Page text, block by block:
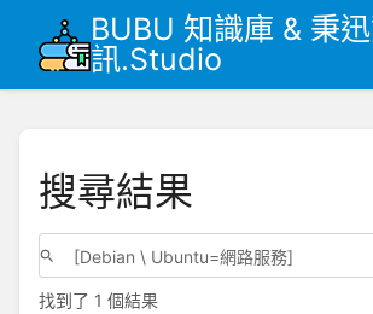
BUBU 知識庫 & 秉
訊.Studio
搜尋結果
找到了 1 個結果